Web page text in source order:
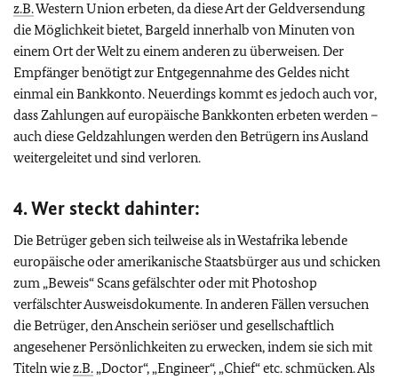
z.B.Western Union erbeten, da diese Art der Geldversendung
die Möglichkeit bietet, Bargeld innerhalb von Minuten von
einem Ort der Welt zu einem anderen zu überweisen. Der
Empfänger benötigt zur Entgegennahme des Geldes nicht
einmal ein Bankkonto. Neuerdings kommt es jedoch auch vor,
dass Zahlungen auf europäische Bankkonten erbeten werden –
auch diese Geldzahlungen werden den Betrügern ins Ausland
weitergeleitet und sind verloren.
4. Wer steckt dahinter:
Die Betrüger geben sich teilweise als in Westafrika lebende
europäische oder amerikanische Staatsbürger aus und schicken
zum „Beweis“ Scans gefälschter oder mit Photoshop
verfälschter Ausweisdokumente. In anderen Fällen versuchen
die Betrüger, den Anschein seriöser und gesellschaftlich
angesehener Persönlichkeiten zu erwecken, indem sie sich mit
Titeln wiez.B.„Doctor“, „Engineer“, „Chief“ etc. schmücken. Als